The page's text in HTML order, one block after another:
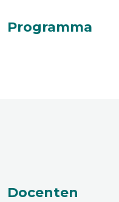
Programma
Docenten